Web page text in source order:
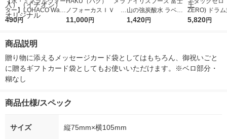
ター】LOHACO Wate
r（ロハコウォータ
シ） オリジナル
490円
ノフォーカスＩＶ 4
5ｇ 資生堂 おまけ
11,000円
山の強炭酸水 ラベル
レス 500ml 1箱（24
1,420円
ZERO) ドラ
詰め替え メガ
5,820円
商品説明
贈り物に添えるメッセージカード袋としてはもちろん、御祝いごと
に贈るギフトカード袋としてもお使いいただけます。※ベロ部分・
糊なし
商品仕様/スペック
サイズ 縦75mm×横105mm